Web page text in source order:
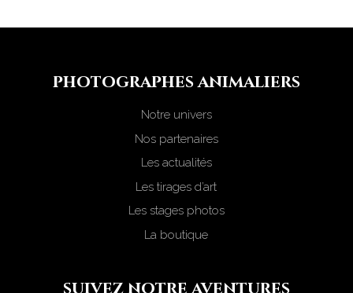
photographes animaliers
Notre univers
Nos partenaires
Les actualités
Les tirages d’art
Les stages photos
La boutique